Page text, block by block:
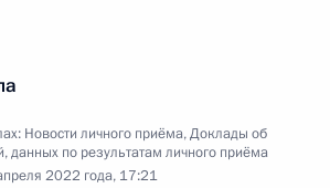
Новости личного приёма,Доклады об
данных по результатам личного приёма
2022 года, 17:21